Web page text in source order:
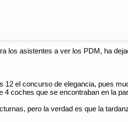
los asistentes a ver los PDM, ha
el concurso de elegancia, pues
coches que se encontraban en la
pero la verdad es que la